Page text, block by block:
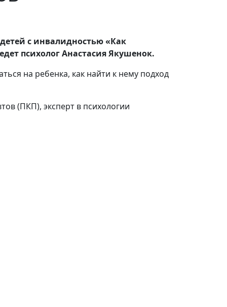
с инвалидностью «Как
психолог Анастасия Якушенок.
на ребенка, как найти к нему подход
(ПКП), эксперт в психологии